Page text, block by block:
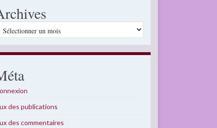
des publications
des commentaires